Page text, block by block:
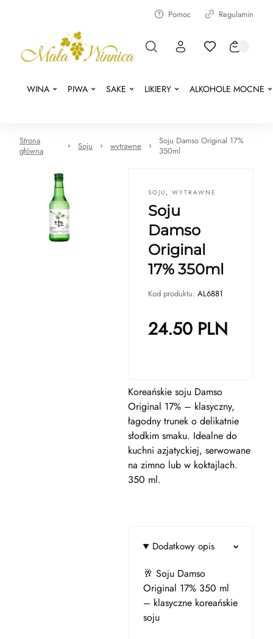
Pomoc Regulamin
WINA PIWA SAKE LIKIERY ALKOHOLE MOCNE
Strona
główna
Soju wytrawne
Soju Damso Original 17%
350ml
SOJU , WYTRAWNE
Soju
Damso
Original
17% 350ml
Kod produktu: AL6881
24.50PLN
Koreańskie soju Damso
Original 17% – klasyczny,
łagodny trunek o delikatnie
słodkim smaku. Idealne do
kuchni azjatyckiej, serwowane
na zimno lub w koktajlach.
350 ml.
Dodatkowy opis
🥂 Soju Damso
Original 17% 350 ml
– klasyczne koreańskie
soju